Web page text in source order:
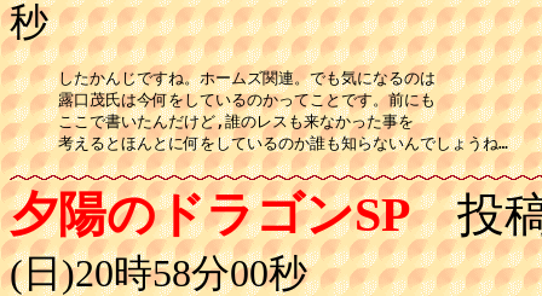
秒
したかんじですね。ホームズ関連。でも気になるのは
露口茂氏は今何をしているのかってことです。前にも
ここで書いたんだけど,誰のレスも来なかった事を
考えるとほんとに何をしているのか誰も知らないんでしょうね…
夕陽のドラゴンSP投稿
(日)20時58分00秒